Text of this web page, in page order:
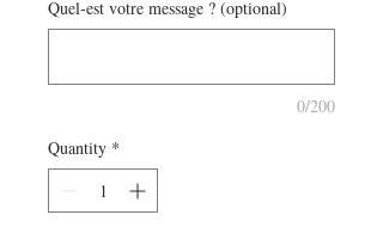
Quel-est votre message ? (optional)
0/200
Quantity *